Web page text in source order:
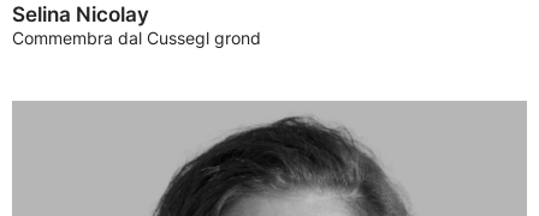
Selina Nicolay
Commembra dal Cussegl grond